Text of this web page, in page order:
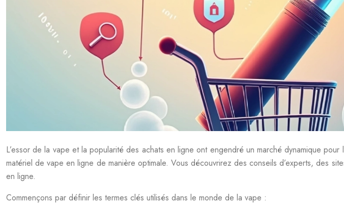
L’essor de la vape et la popularité des achats en ligne ont engendré un marché dynamique
matériel de vape en ligne de manière optimale. Vous découvrirez des conseils d’experts, des
en ligne.
Commençons par définir les termes clés utilisés dans le monde de la vape :